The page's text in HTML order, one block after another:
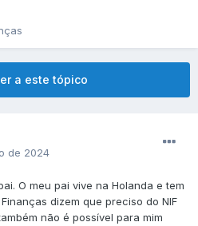
a este tópico
de 2024
O meu pai vive na Holanda e tem
dizem que preciso do NIF
não é possível para mim